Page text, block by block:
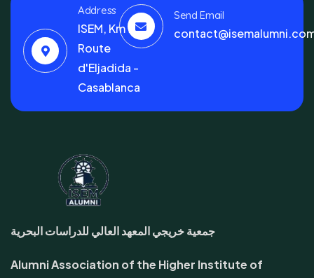
Address
ISEM, Km 7
Route
d'Eljadida -
Casablanca
Send Email
جمعية خريجي المعهد العالي للدراسات البحرية
Alumni Association of the Higher Institute of